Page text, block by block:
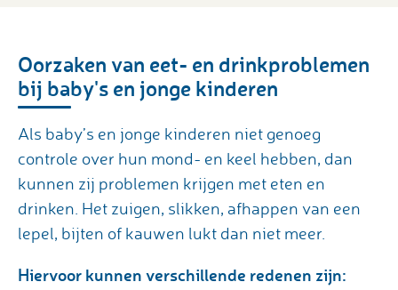
Oorzaken van eet- en drinkproblemen
bij baby's en jonge kinderen
Als baby’s en jonge kinderen niet genoeg
controle over hun mond- en keel hebben, dan
kunnen zij problemen krijgen met eten en
drinken. Het zuigen, slikken, afhappen van een
lepel, bijten of kauwen lukt dan niet meer.
Hiervoor kunnen verschillende redenen zijn: